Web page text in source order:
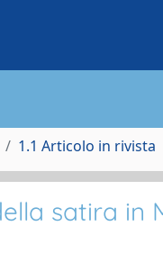
1.1 Articolo in rivista
satira in